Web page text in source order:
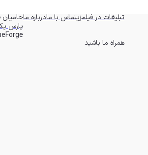
تبلیغات در فیلمزیتماس با مادرباره ماحامیان
پارس
همراه ما باشید